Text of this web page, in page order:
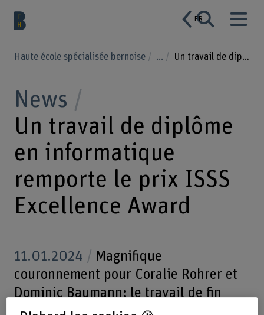
FR
Haute école spécialisée bernoise ... Un travail de diplôme en informatique remporte le prix ISSS Excellence Award
News
Un travail de diplôme
en informatique
remporte le prix ISSS
Excellence Award
11.01.2024
Magnifique
couronnement pour Coralie Rohrer et
Dominic Baumann: le travail de fin
d’études des deux diplômé-e-s du